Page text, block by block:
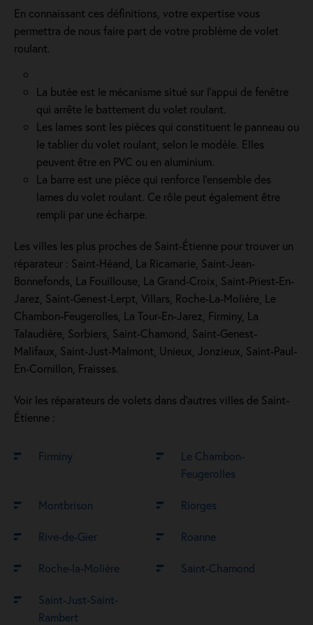
En connaissant ces définitions, votre expertise vous
permettra de nous faire part de votre problème de volet
roulant.
La butée est le mécanisme situé sur l’appui de fenêtre
qui arrête le battement du volet roulant.
Les lames sont les pièces qui constituent le panneau ou
le tablier du volet roulant, selon le modèle. Elles
peuvent être en PVC ou en aluminium.
La barre est une pièce qui renforce l’ensemble des
lames du volet roulant. Ce rôle peut également être
rempli par une écharpe.
Les villes les plus proches de Saint-Étienne pour trouver un
réparateur : Saint-Héand, La Ricamarie, Saint-Jean-
Bonnefonds, La Fouillouse, La Grand-Croix, Saint-Priest-En-
Jarez, Saint-Genest-Lerpt, Villars, Roche-La-Molière, Le
Chambon-Feugerolles, La Tour-En-Jarez, Firminy, La
Talaudière, Sorbiers, Saint-Chamond, Saint-Genest-
Malifaux, Saint-Just-Malmont, Unieux, Jonzieux, Saint-Paul-
En-Cornillon, Fraisses.
Voir les réparateurs de volets dans d’autres villes de Saint-
Étienne :
Firminy
Le Chambon-
Feugerolles
Montbrison Riorges
Rive-de-Gier Roanne
Roche-la-Molière Saint-Chamond
Saint-Just-Saint-
Rambert